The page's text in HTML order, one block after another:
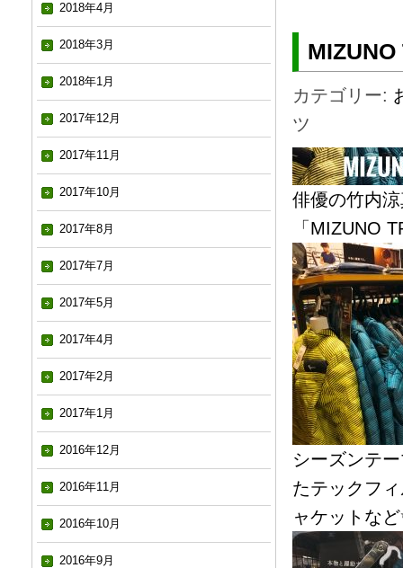
2018年4月
2018年3月
2018年1月
2017年12月
2017年11月
2017年10月
2017年8月
2017年7月
2017年5月
2017年4月
2017年2月
2017年1月
2016年12月
2016年11月
2016年10月
2016年9月
カテゴリー:
ツ
俳優の竹内
「MIZUNO
シーズンテ
たテックフ
ャケットなど